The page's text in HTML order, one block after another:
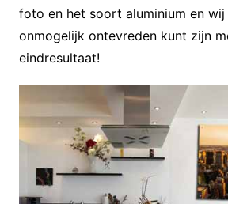
foto en het soort aluminium en
onmogelijk ontevreden kunt zijn
eindresultaat!